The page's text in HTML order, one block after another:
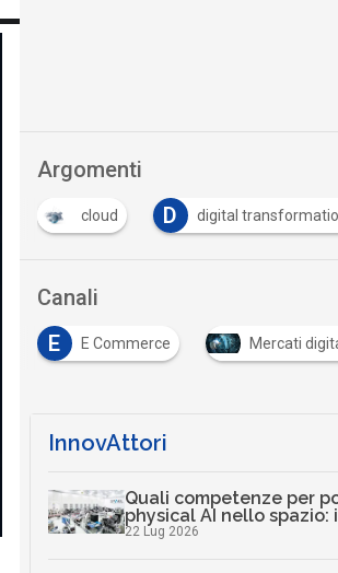
Argomenti
cloud D digital
Canali
E
E Commerce Mercati
InnovAttori
Quali competenze per
physical AI nello spazio:
22 Lug 2026